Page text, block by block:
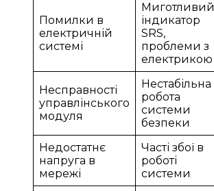
Помилки в
електричній
системі
Миготливий
індикатор
SRS,
проблеми з
електрикою
Несправності
управлінського
модуля
Нестабільна
робота
системи
безпеки
Недостатнє
напруга в
мережі
Часті збої в
роботі
системи